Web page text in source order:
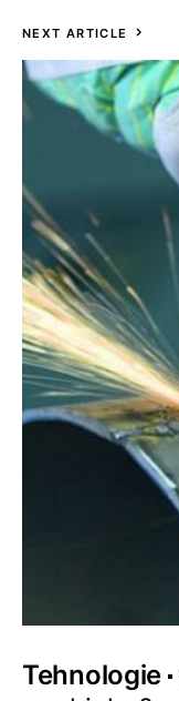
NEXT ARTICLE
Tehnologie